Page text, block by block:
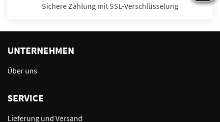
Sichere Zahlung mit SSL-Verschlüsselung
UNTERNEHMEN
Über uns
SERVICE
Lieferung und Versand